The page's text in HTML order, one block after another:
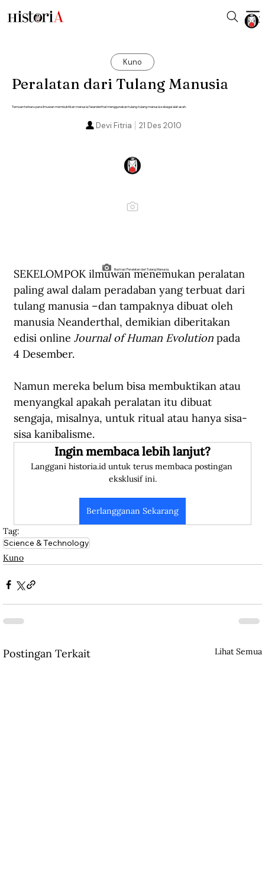
Kuno
Peralatan dari Tulang Manusia
Temuan terbaru para ilmuwan membuktikan manusia Neanderthal menggunakan tulang-tulang manusia sebagai alat asah.
21 Des 2010
Devi Fitria
Illustrasi Peralatan dari Tulang Manusia.
SEKELOMPOK ilmuwan menemukan peralatan
paling awal dalam peradaban yang terbuat dari
tulang manusia –dan tampaknya dibuat oleh
manusia Neanderthal, demikian diberitakan
edisi online Journal of Human Evolution pada
4 Desember.
Namun mereka belum bisa membuktikan atau
menyangkal apakah peralatan itu dibuat
sengaja, misalnya, untuk ritual atau hanya sisa-
sisa kanibalisme.
Ingin membaca lebih lanjut?
Langgani historia.id untuk terus membaca postingan
eksklusif ini.
Berlangganan Sekarang
Tag:
Science & Technology
Kuno
Postingan Terkait Lihat Semua